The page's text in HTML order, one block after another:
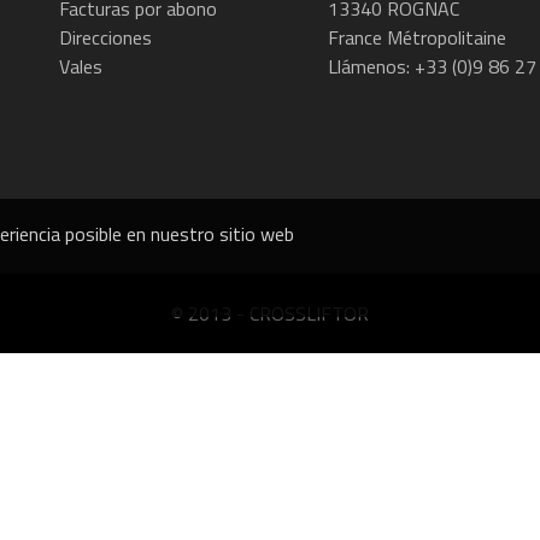
posible en nuestro sitio web
Facturas por abono
Direcciones
Vales
13340 ROGNAC
France Métropolitaine
Llámenos: +33 (0)9 86
© 2013 - CROSSLIFTOR